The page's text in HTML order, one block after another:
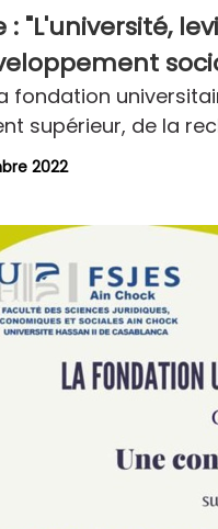
: "L'université,
fondation
supérieur, de la
2022